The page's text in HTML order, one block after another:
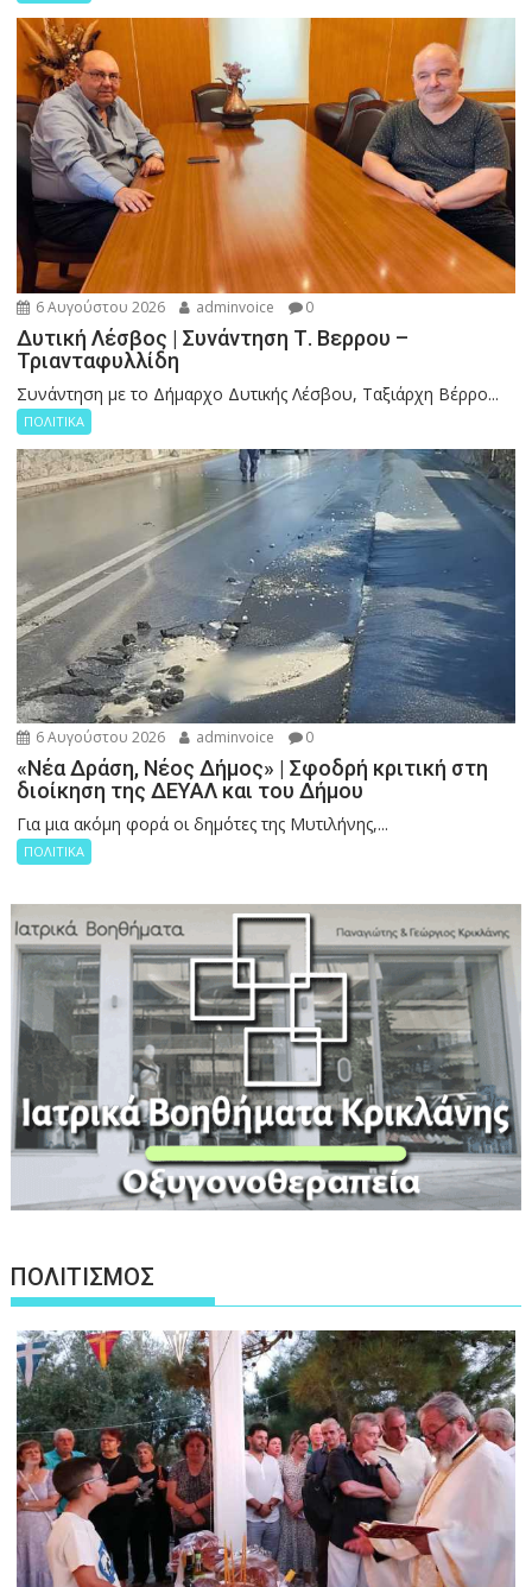
6 Αυγούστου 2026 adminvoice 0
Δυτική Λέσβος | Συνάντηση Τ. Βερρου –
Τριανταφυλλίδη
Συνάντηση με το Δήμαρχο Δυτικής Λέσβου, Ταξιάρχη Βέρρο...
ΠΟΛΙΤΙΚΑ
6 Αυγούστου 2026 adminvoice 0
«Νέα Δράση, Νέος Δήμος» | Σφοδρή κριτική στη
διοίκηση της ΔΕΥΑΛ και του Δήμου
Για μια ακόμη φορά οι δημότες της Μυτιλήνης,...
ΠΟΛΙΤΙΚΑ
ΠΟΛΙΤΙΣΜΟΣ